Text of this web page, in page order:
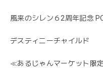
風来のシレン６2周年記念
デスティニーチャイルド
≪あるじゃんマーケット限